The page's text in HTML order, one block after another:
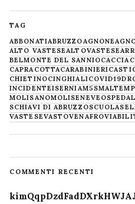
TAG
ABBONATIABRUZZOAGNONE
ALTO VASTESEALTOVASTESE
BELMONTE DEL SANNIOCACCIA
CAPRACOTTACARABINIERI
CHIETINOCINGHIALICOVID19
INCIDENTEISERNIAM5S
MOLISANOMOLISENEVE
SCHIAVI DI ABRUZZOSCUOLA
VASTESEVASTOVENAFRO
COMMENTI RECENTI